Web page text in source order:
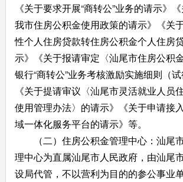
《关于要求开展“商转公”业务的请示》
我市住房公积金使用政策的请示》《关
性个人住房贷款转住房公积金个人住房
示》《关于报请审定〈汕尾市住房公积
银行“商转公”业务考核激励实施细则（试
《关于提请审议〈汕尾市灵活就业人员
使用管理办法〉的请示》《关于申请接
域一体化服务平台的请示》等。
（二）住房公积金管理中心：汕尾
理中心为直属汕尾市人民政府，由汕尾
设局代管，不以营利为目的的参公事业